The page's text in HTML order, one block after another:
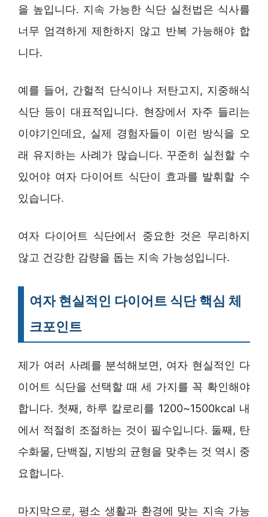
을 높입니다. 지속 가능한 식단 실천법은 식사를
너무 엄격하게 제한하지 않고 반복 가능해야 합
니다.
예를 들어, 간헐적 단식이나 저탄고지, 지중해식
식단 등이 대표적입니다. 현장에서 자주 들리는
이야기인데요, 실제 경험자들이 이런 방식을 오
래 유지하는 사례가 많습니다. 꾸준히 실천할 수
있어야 여자 다이어트 식단이 효과를 발휘할 수
있습니다.
여자 다이어트 식단에서 중요한 것은 무리하지
않고 건강한 감량을 돕는 지속 가능성입니다.
여자 현실적인 다이어트 식단 핵심 체
크포인트
제가 여러 사례를 분석해보면, 여자 현실적인 다
이어트 식단을 선택할 때 세 가지를 꼭 확인해야
합니다. 첫째, 하루 칼로리를 1200~1500kcal 내
에서 적절히 조절하는 것이 필수입니다. 둘째, 탄
수화물, 단백질, 지방의 균형을 맞추는 것 역시 중
요합니다.
마지막으로, 평소 생활과 환경에 맞는 지속 가능